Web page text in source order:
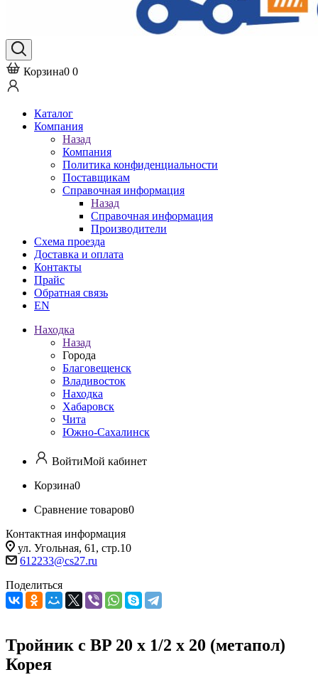
Корзина0 0
Каталог
Компания
Назад
Компания
Политика конфиденциальности
Поставщикам
Справочная информация
Назад
Справочная информация
Производители
Схема проезда
Доставка и оплата
Контакты
Прайс
Обратная связь
EN
Находка
Назад
Города
Благовещенск
Владивосток
Находка
Хабаровск
Чита
Южно-Сахалинск
ВойтиМой кабинет
Корзина0
Сравнение товаров0
Контактная информация
ул. Угольная, 61, стр.10
612233@cs27.ru
Поделиться
Тройник с BP 20 х 1/2 х 20 (метапол)
Корея